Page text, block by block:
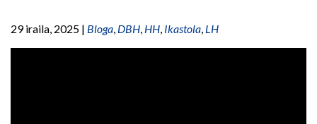
29 iraila, 2025 | Bloga, DBH, HH, Ikastola, LH